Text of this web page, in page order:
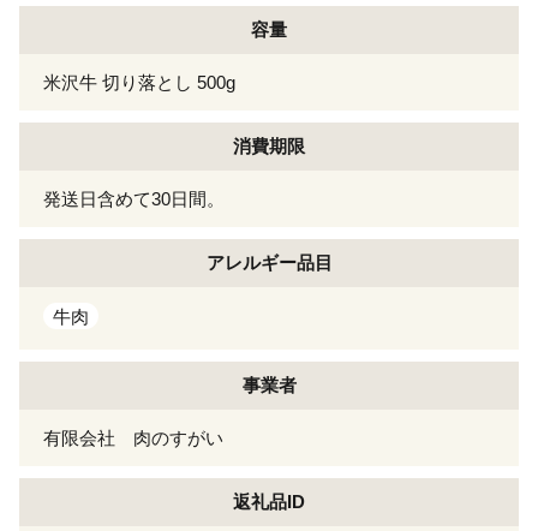
容量
米沢牛 切り落とし 500g
消費期限
発送日含めて30日間。
アレルギー品目
牛肉
事業者
有限会社 肉のすがい
返礼品ID